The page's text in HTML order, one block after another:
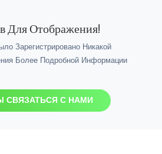
Для Отображения!
Зарегистрировано Никакой
Более Подробной Информации
СВЯЗАТЬСЯ С НАМИ